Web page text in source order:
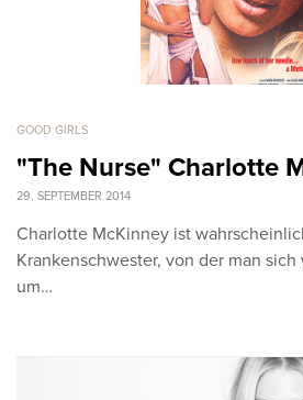
GOOD GIRLS
"The Nurse" Charlotte
29. SEPTEMBER 2014
Charlotte McKinney ist
Krankenschwester, von der man
um…